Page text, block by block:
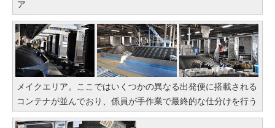
ア
メイクエリア。ここではいくつかの異なる出発便に搭載される
コンテナが並んでおり、係員が手作業で最終的な仕分けを行う